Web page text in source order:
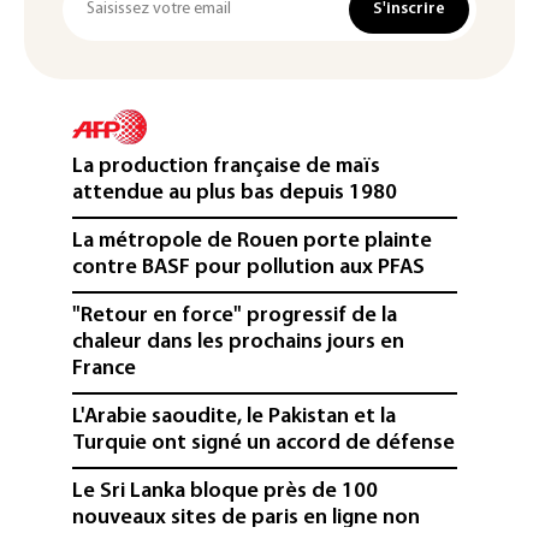
S'inscrire
La production française de maïs
attendue au plus bas depuis 1980
La métropole de Rouen porte plainte
contre BASF pour pollution aux PFAS
"Retour en force" progressif de la
chaleur dans les prochains jours en
France
L'Arabie saoudite, le Pakistan et la
Turquie ont signé un accord de défense
Le Sri Lanka bloque près de 100
nouveaux sites de paris en ligne non